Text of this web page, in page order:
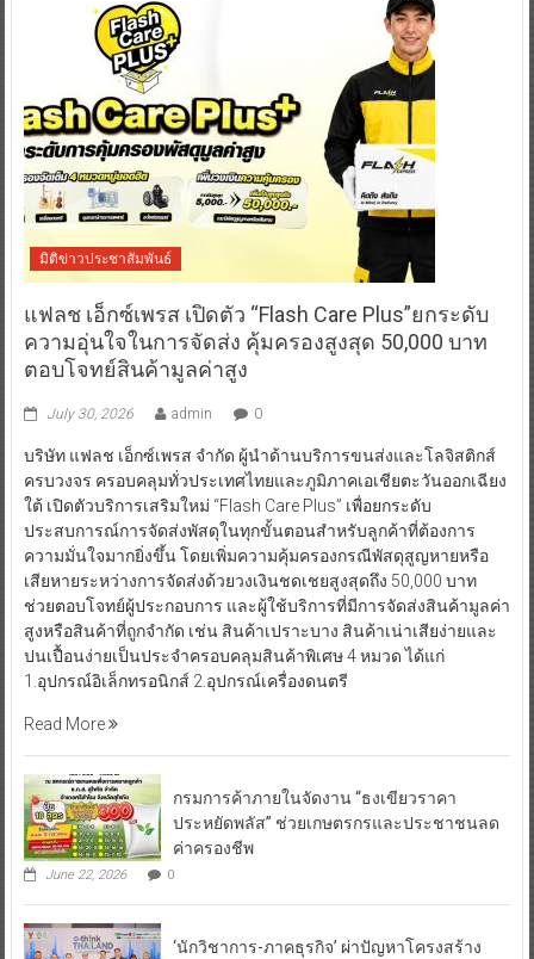
มิติข่าวประชาสัมพันธ์
แฟลช เอ็กซ์เพรส เปิดตัว “Flash Care Plus”ยกระดับ
ความอุ่นใจในการจัดส่ง คุ้มครองสูงสุด 50,000 บาท
ตอบโจทย์สินค้ามูลค่าสูง
July 30, 2026 admin 0
บริษัท แฟลช เอ็กซ์เพรส จำกัด ผู้นำด้านบริการขนส่งและโลจิสติกส์
ครบวงจร ครอบคลุมทั่วประเทศไทยและภูมิภาคเอเชียตะวันออกเฉียง
ใต้ เปิดตัวบริการเสริมใหม่ “Flash Care Plus” เพื่อยกระดับ
ประสบการณ์การจัดส่งพัสดุในทุกขั้นตอนสำหรับลูกค้าที่ต้องการ
ความมั่นใจมากยิ่งขึ้น โดยเพิ่มความคุ้มครองกรณีพัสดุสูญหายหรือ
เสียหายระหว่างการจัดส่งด้วยวงเงินชดเชยสูงสุดถึง 50,000 บาท
ช่วยตอบโจทย์ผู้ประกอบการ และผู้ใช้บริการที่มีการจัดส่งสินค้ามูลค่า
สูงหรือสินค้าที่ถูกจำกัด เช่น สินค้าเปราะบาง สินค้าเน่าเสียง่ายและ
ปนเปื้อนง่ายเป็นประจำครอบคลุมสินค้าพิเศษ 4 หมวด ได้แก่
1.อุปกรณ์อิเล็กทรอนิกส์ 2.อุปกรณ์เครื่องดนตรี
Read More
กรมการค้าภายในจัดงาน “ธงเขียวราคา
ประหยัดพลัส” ช่วยเกษตรกรและประชาชนลด
ค่าครองชีพ
June 22, 2026 0
‘นักวิชาการ-ภาคธุรกิจ’ ผ่าปัญหาโครงสร้าง